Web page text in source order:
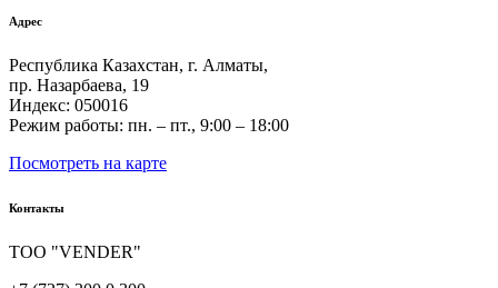
Адрес
Республика Казахстан, г. Алматы,
пр. Назарбаева, 19
Индекс: 050016
Режим работы: пн. – пт., 9:00 – 18:00
Посмотреть на карте
Контакты
ТОО "VENDER"